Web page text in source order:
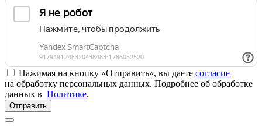
Нажимая на кнопку «Отправить», вы даете согласие
на обработку персональных данных. Подробнее об обработке
данных в Политике.
Отправить